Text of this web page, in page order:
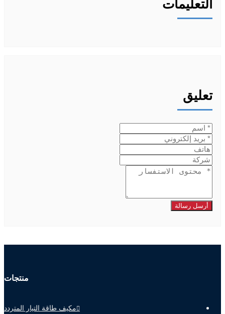
التعليمات
تعليق
أرسل رسالة
منتجات
مكيف طاقة التيار المتردد